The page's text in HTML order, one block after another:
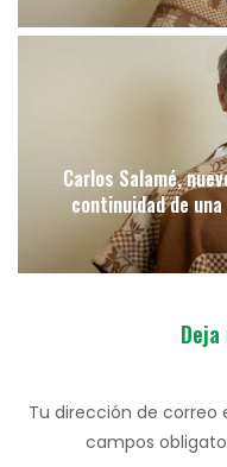
Carlos Salamé,
continuidad de
Tu dirección de correo
campos